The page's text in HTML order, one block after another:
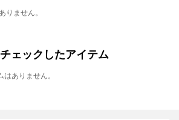
りません。
ェックしたアイテム
ありません。